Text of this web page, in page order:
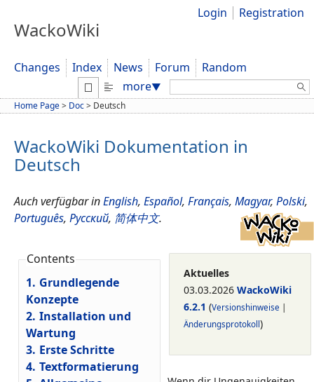
WackoWiki
Login Registration
Changes Index News Forum
Random
more▼ Search:
Home Page> Doc> Deutsch
WackoWiki Dokumentation in
Deutsch
Auch verfügbar inEnglish, Español, Français, Magyar, Polski,
Português, Русский, 简体中文.
Contents
1. Grundlegende
Konzepte
2. Installation und
Wartung
3. Erste Schritte
4. Textformatierung
Aktuelles
03.03.2026 WackoWiki
6.2.1 (Versionshinweise
Änderungsprotokoll )